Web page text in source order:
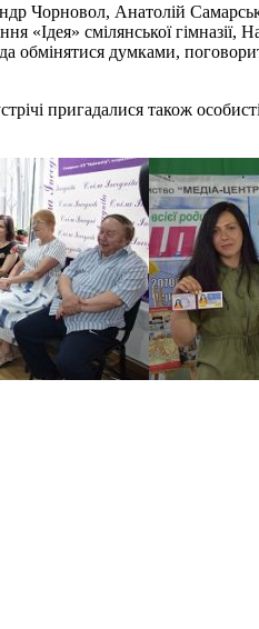
Чорновол, Анатолій
«Ідея» смілянської гімназії,
обмінятися думками,
пригадалися також